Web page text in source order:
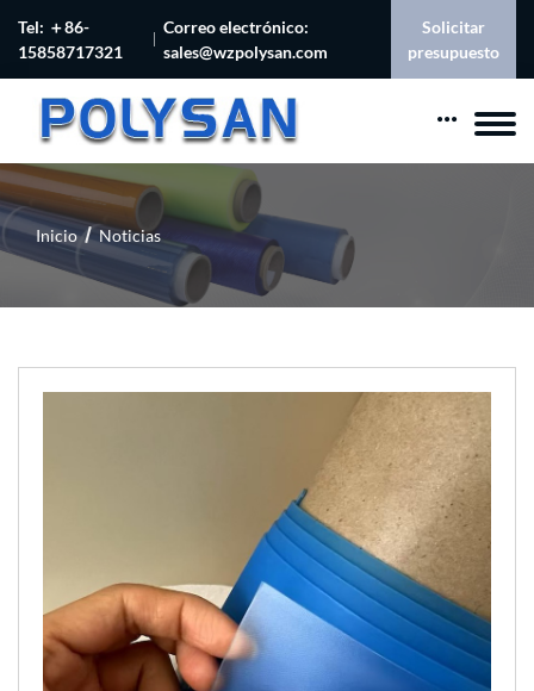
Tel: ＋86-
15858717321
Correo electrónico:
sales@wzpolysan.com
Solicitar
presupuesto
Inicio Noticias